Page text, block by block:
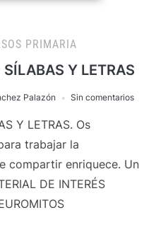
PRIMARIA
Y LETRAS
Palazón Sin comentarios
Y LETRAS. Os
trabajar la
compartir enriquece. Un
DE INTERÉS